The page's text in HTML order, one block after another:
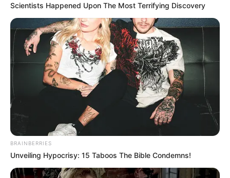
Scientists Happened Upon The Most Terrifying Discovery
BRAINBERRIES
Unveiling Hypocrisy: 15 Taboos The Bible Condemns!